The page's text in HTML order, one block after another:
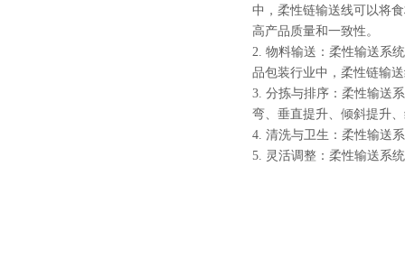
中，柔性链输送线可以将
高产品质量和一致性。
2. 物料输送：柔性输送系
品包装行业中，柔性链输
3. 分拣与排序：柔性输送
弯、垂直提升、倾斜提升
4. 清洗与卫生：柔性输送
5. 灵活调整：柔性输送系